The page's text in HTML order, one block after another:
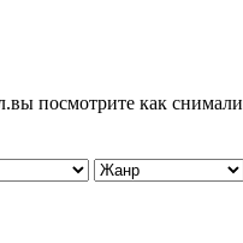
посмотрите как